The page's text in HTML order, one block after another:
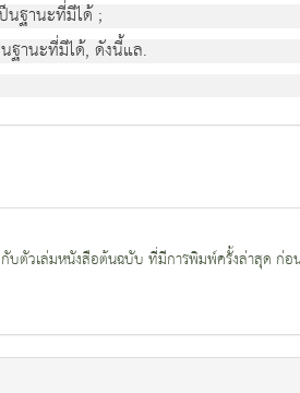
ฐานะที่มีได้ ;
านะที่มีได้, ดังนี้แล.
วเล่มหนังสือต้นฉบับ ที่มีการพิมพ์ครั้งล่าสุด ก่อน